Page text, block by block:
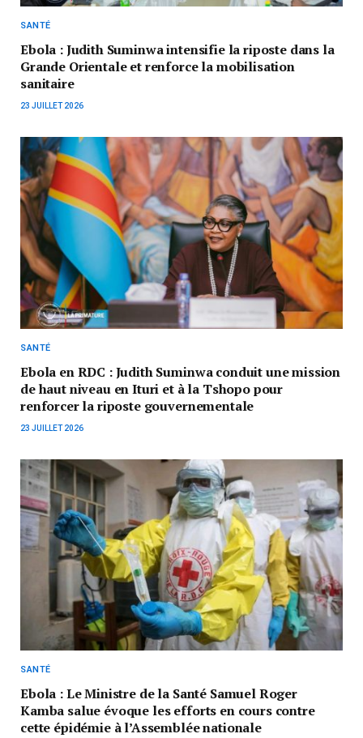
SANTÉ
Ebola : Judith Suminwa intensifie la riposte dans la
Grande Orientale et renforce la mobilisation
sanitaire
23 JUILLET 2026
SANTÉ
Ebola en RDC : Judith Suminwa conduit une mission
de haut niveau en Ituri et à la Tshopo pour
renforcer la riposte gouvernementale
23 JUILLET 2026
SANTÉ
Ebola : Le Ministre de la Santé Samuel Roger
Kamba salue évoque les efforts en cours contre
cette épidémie à l’Assemblée nationale